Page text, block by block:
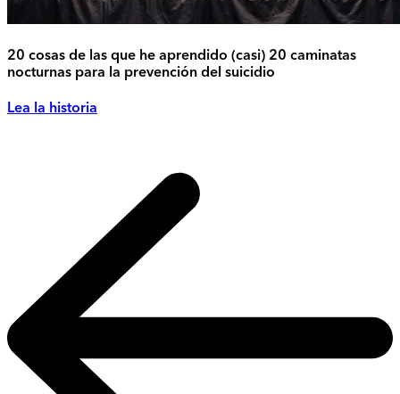
20 cosas de las que he aprendido (casi) 20 caminatas
nocturnas para la prevención del suicidio
Lea la historia